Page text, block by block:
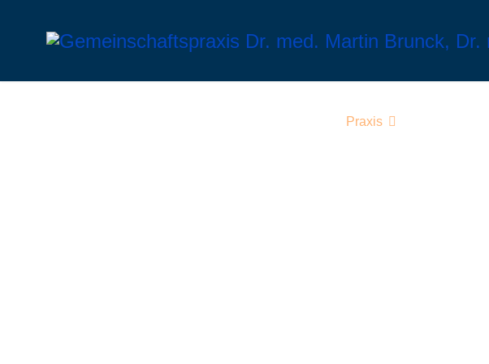
Praxis